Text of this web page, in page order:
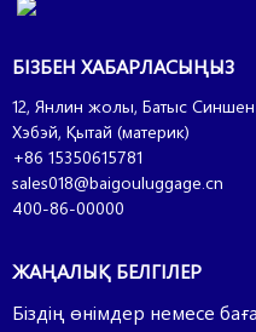
БІЗБЕН ХАБАРЛАСЫҢЫЗ
12, Янлин жолы, Батыс Синшен
Хэбэй, Қытай (материк)
+86 15350615781
sales018@baigouluggage.cn
400-86-00000
ЖАҢАЛЫҚ БЕЛГІЛЕР
Біздің өнімдер немесе